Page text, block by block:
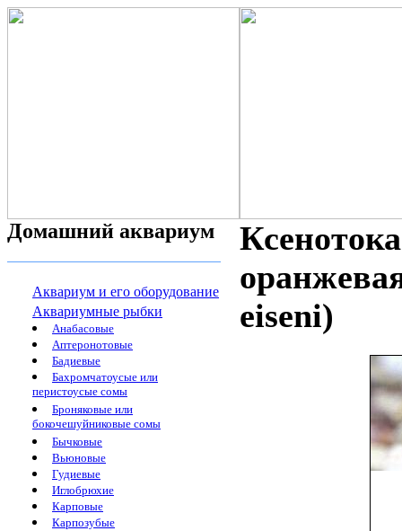
Домашний аквариум
Аквариум и его оборудование
Аквариумные рыбки
Анабасовые
Аптеронотовые
Бадиевые
Бахромчатоусые или
перистоусые сомы
Броняковые или
бокочешуйниковые сомы
Бычковые
Вьюновые
Гудиевые
Иглобрюхие
Карповые
Карпозубые
eiseni)